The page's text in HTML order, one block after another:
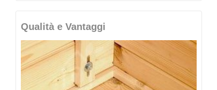
Qualità e Vantaggi